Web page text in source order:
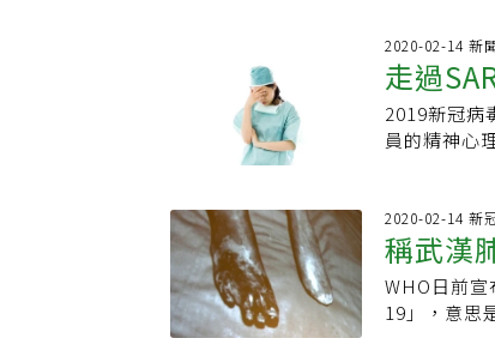
2020-02-14 新
走過
2019新冠病
員的精神心
必要時針對
指出，受影
外，在心理
群（PTSD
為研究對象
2020-02-14 新
稱武漢
叫啥
WHO日前
19」，意思